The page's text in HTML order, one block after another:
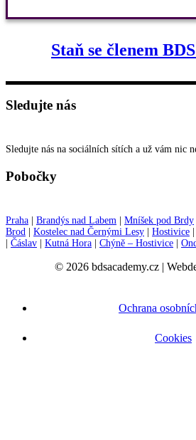
Staň se členem
Sledujte nás
Sledujte nás na sociálních sítích a už vám nic
Pobočky
Praha | Brandýs nad Labem | Mníšek pod Brdy
Brod | Kostelec nad Černými Lesy | Hostivice |
| Čáslav | Kutná Hora | Chýně – Hostivice |
© 2026 bdsacademy.cz |
Ochrana
Cookies